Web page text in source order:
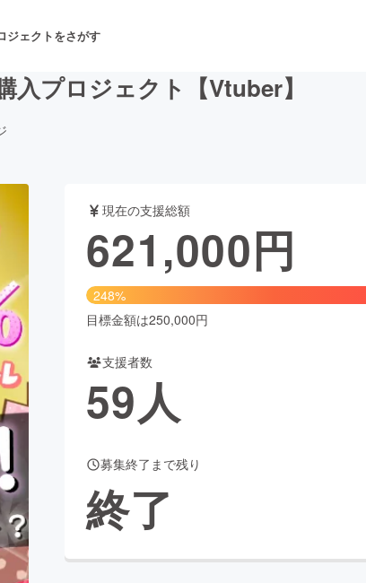
ジェクトをさがす
舞台・パフォーマンス
ファッション
アニメ・漫画
ビューティー・ヘルスケア
Creation
コミュニティ
入プロジェクト【Vtuber】
現在の支援総額
621,000円
248%
目標金額は250,000円
支援者数
59人
募集終了まで残り
終了